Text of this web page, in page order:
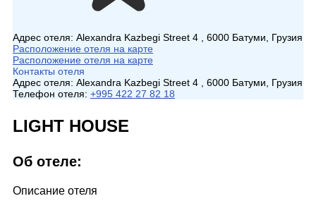
Адрес отеля: Alexandra Kazbegi Street 4 , 6000 Батуми, Грузия
Расположение отеля на карте
Расположение отеля на карте
Контакты отеля
Адрес отеля: Alexandra Kazbegi Street 4 , 6000 Батуми, Грузия
Телефон отеля: +995 422 27 82 18
LIGHT HOUSE
Об отеле:
Описание отеля